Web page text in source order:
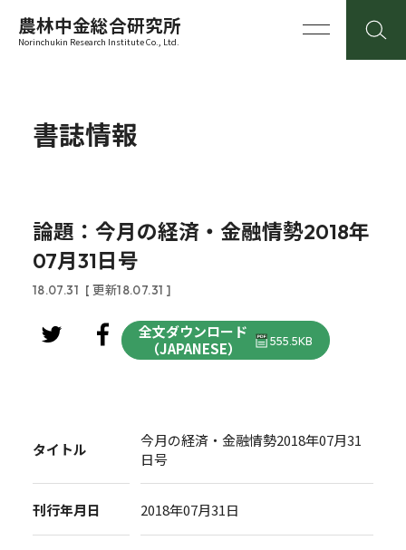
農林中金総合研究所
Norinchukin Research Institute Co., Ltd.
書誌情報
論題：今月の経済・金融情勢2018年
07月31日号
18.07.31 [ 更新18.07.31 ]
全文ダウンロード
（JAPANESE）
555.5KB
タイトル
今月の経済・金融情勢2018年07月31
日号
刊行年月日 2018年07月31日